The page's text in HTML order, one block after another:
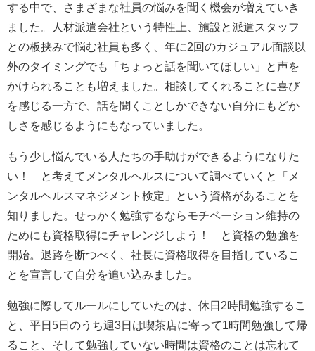
する中で、さまざまな社員の悩みを聞く機会が増えていき
ました。人材派遣会社という特性上、施設と派遣スタッフ
との板挟みで悩む社員も多く、年に2回のカジュアル面談以
外のタイミングでも「ちょっと話を聞いてほしい」と声を
かけられることも増えました。相談してくれることに喜び
を感じる一方で、話を聞くことしかできない自分にもどか
しさを感じるようにもなっていました。
もう少し悩んでいる人たちの手助けができるようになりた
い！ と考えてメンタルヘルスについて調べていくと「メ
ンタルヘルスマネジメント検定」という資格があることを
知りました。せっかく勉強するならモチベーション維持の
ためにも資格取得にチャレンジしよう！ と資格の勉強を
開始。退路を断つべく、社長に資格取得を目指しているこ
とを宣言して自分を追い込みました。
勉強に際してルールにしていたのは、休日2時間勉強するこ
と、平日5日のうち週3日は喫茶店に寄って1時間勉強して帰
ること、そして勉強していない時間は資格のことは忘れて